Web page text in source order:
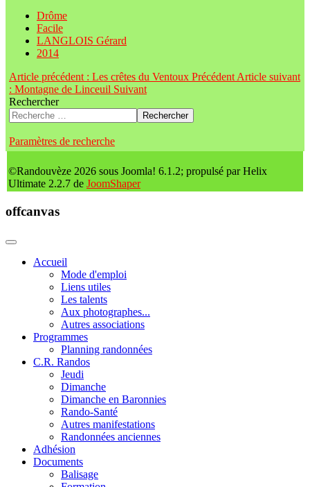
Drôme
Facile
LANGLOIS Gérard
2014
Article précédent : Les crêtes du Ventoux Précédent Article suivant
: Montagne de Linceuil Suivant
Rechercher
Rechercher
Paramètres de recherche
©Randouvèze 2026 sous Joomla! 6.1.2; propulsé par Helix
Ultimate 2.2.7 de JoomShaper
offcanvas
Accueil
Mode d'emploi
Liens utiles
Les talents
Aux photographes...
Autres associations
Programmes
Planning randonnées
C.R. Randos
Jeudi
Dimanche
Dimanche en Baronnies
Rando-Santé
Autres manifestations
Randonnées anciennes
Adhésion
Documents
Balisage